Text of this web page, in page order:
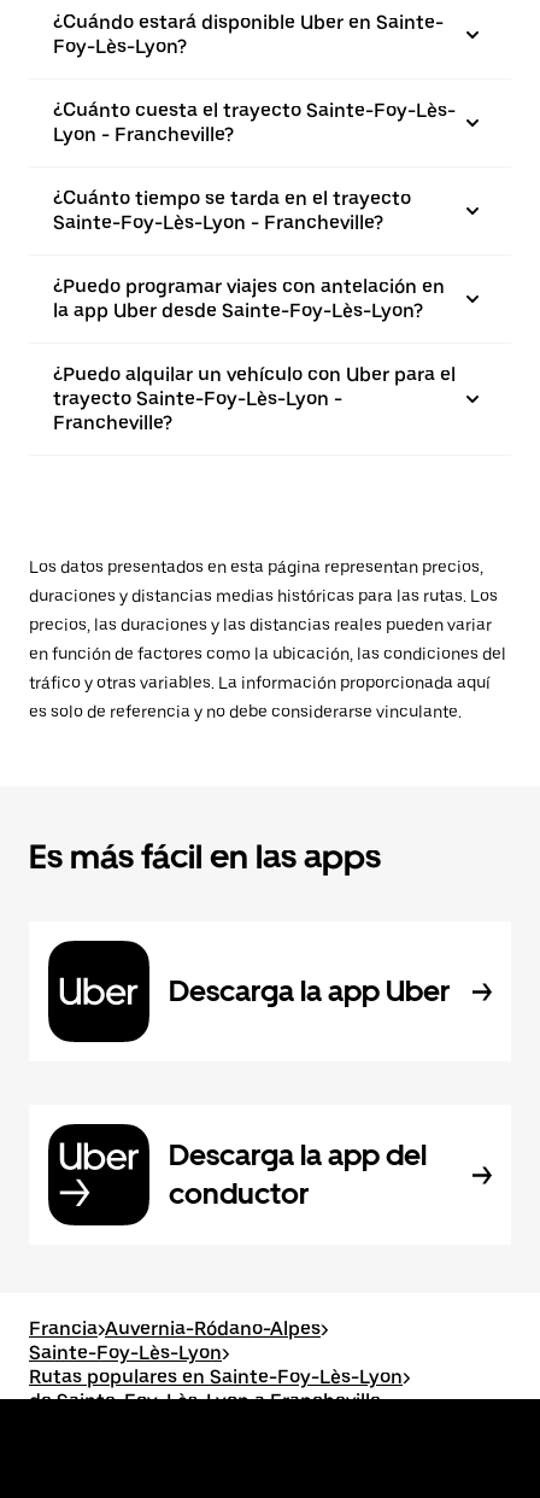
¿Cuándo estará disponible Uber en Sainte-
Foy-Lès-Lyon?
¿Cuánto cuesta el trayecto Sainte-Foy-Lès-
Lyon - Francheville?
¿Cuánto tiempo se tarda en el trayecto
Sainte-Foy-Lès-Lyon - Francheville?
¿Puedo programar viajes con antelación en
la app Uber desde Sainte-Foy-Lès-Lyon?
¿Puedo alquilar un vehículo con Uber para el
trayecto Sainte-Foy-Lès-Lyon -
Francheville?
Los datos presentados en esta página representan precios,
duraciones y distancias medias históricas para las rutas. Los
precios, las duraciones y las distancias reales pueden variar
en función de factores como la ubicación, las condiciones del
tráfico y otras variables. La información proporcionada aquí
es solo de referencia y no debe considerarse vinculante.
Es más fácil en las apps
Descarga la app Uber
Descarga la app del
conductor
Francia>Auvernia-Ródano-Alpes>
Sainte-Foy-Lès-Lyon>
Rutas populares en Sainte-Foy-Lès-Lyon>
de Sainte-Foy-Lès-Lyon a Francheville